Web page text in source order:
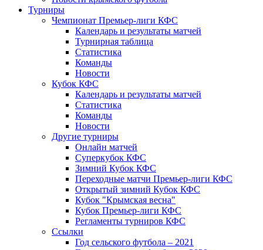
Турниры
Чемпионат Премьер-лиги КФС
Календарь и результаты матчей
Турнирная таблица
Статистика
Команды
Новости
Кубок КФС
Календарь и результаты матчей
Статистика
Команды
Новости
Другие турниры
Онлайн матчей
Суперкубок КФС
Зимний Кубок КФС
Переходные матчи Премьер-лиги КФС
Открытый зимний Кубок КФС
Кубок "Крымская весна"
Кубок Премьер-лиги КФС
Регламенты турниров КФС
Ссылки
Год сельского футбола – 2021